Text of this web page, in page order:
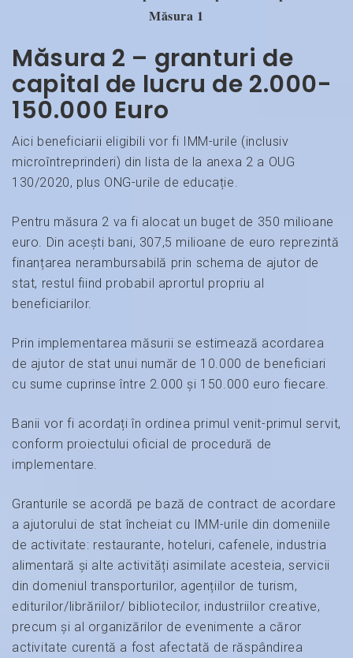
Măsura 1
Măsura 2 – granturi de
capital de lucru de 2.000-
150.000 Euro
Aici beneficiarii eligibili vor fi IMM-urile (inclusiv
microîntreprinderi) din lista de la anexa 2 a OUG
130/2020, plus ONG-urile de educație.
Pentru măsura 2 va fi alocat un buget de 350 milioane
euro. Din acești bani, 307,5 milioane de euro reprezintă
finanțarea nerambursabilă prin schema de ajutor de
stat, restul fiind probabil aprortul propriu al
beneficiarilor.
Prin implementarea măsurii se estimează acordarea
de ajutor de stat unui număr de 10.000 de beneficiari
cu sume cuprinse între 2.000 și 150.000 euro fiecare.
Banii vor fi acordați în ordinea primul venit-primul servit,
conform proiectului oficial de procedură de
implementare.
Granturile se acordă pe bază de contract de acordare
a ajutorului de stat încheiat cu IMM-urile din domeniile
de activitate: restaurante, hoteluri, cafenele, industria
alimentară și alte activități asimilate acesteia, servicii
din domeniul transporturilor, agențiilor de turism,
editurilor/librăriilor/ bibliotecilor, industriilor creative,
precum și al organizărilor de evenimente a căror
activitate curentă a fost afectată de răspândirea